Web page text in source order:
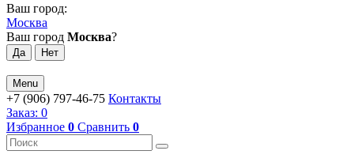
Ваш город:
Москва
Ваш город Москва?
Menu
+7 (906) 797-46-75 Контакты
Заказ: 0
Избранное 0 Сравнить 0